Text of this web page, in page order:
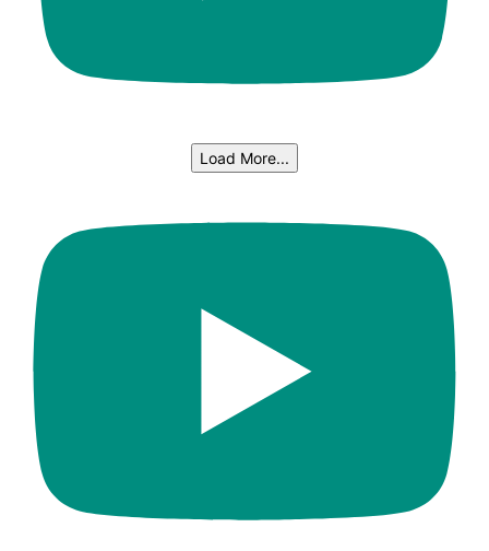
Load More...